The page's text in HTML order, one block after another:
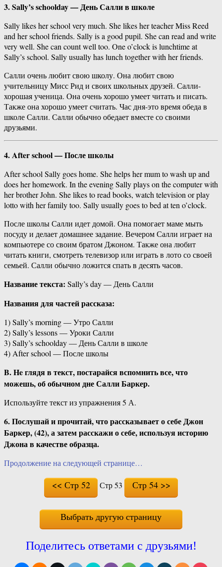
3. Sally’s schoolday — День Салли в школе
Sally likes her school very much. She likes her teacher Miss Reed
and her school friends. Sally is a good pupil. She can read and write
very well. She can count well too. One o’clock is lunchtime at
Sally’s school. Sally usually has lunch together with her friends.
Салли очень любит свою школу. Она любит свою
учительницу Мисс Рид и своих школьных друзей. Салли-
хорошая ученица. Она очень хорошо умеет читать и писать.
Также она хорошо умеет считать. Час дня-это время обеда в
школе Салли. Салли обычно обедает вместе со своими
друзьями.
4. After school — После школы
After school Sally goes home. She helps her mum to wash up and
does her homework. In the evening Sally plays on the computer with
her brother John. She likes to read books, watch television or play
lotto with her family too. Sally usually goes to bed at ten o’clock.
После школы Салли идет домой. Она помогает маме мыть
посуду и делает домашнее задание. Вечером Салли играет на
компьютере со своим братом Джоном. Также она любит
читать книги, смотреть телевизор или играть в лото со своей
семьей. Салли обычно ложится спать в десять часов.
Название текста: Sally’s day — День Салли
Названия для частей рассказа:
1) Sally’s morning — Утро Салли
2) Sally’s lessons — Уроки Салли
3) Sally’s schoolday — День Салли в школе
4) After school — После школы
B. He глядя в текст, постарайся вспомнить все, что
можешь, об обычном дне Салли Баркер.
Используйте текст из упражнения 5 А.
6. Послушай и прочитай, что рассказывает о себе Джон
Баркер, (42), а затем расскажи о себе, используя историю
Джона в качестве образца.
Продолжение на следующей странице…
<< Стр 52 Стр 53 Стр 54 >>
Выбрать другую страницу
Поделитесь ответами с друзьями!